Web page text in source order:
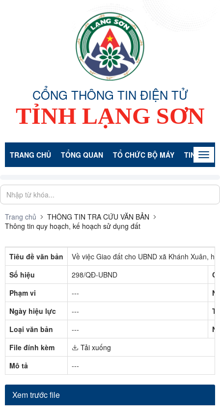
CỔNG THÔNG TIN ĐIỆN TỬ
TỈNH LẠNG SƠN
TRANG CHỦ TỔNG QUAN TỔ CHỨC BỘ MÁY TIN TỨC -
Trang chủ
THÔNG TIN TRA CỨU VĂN BẢN
Thông tin quy hoạch, kế hoạch sử dụng đất
Tiêu đề văn bản
Về việc Giao đất cho UBND xã Khánh Xuân,
Số hiệu
298/QĐ-UBND
Phạm vi
---
Ngày hiệu lực
---
Loại văn bản
---
File đính kèm
Tải xuống
Mô tả
---
Xem trước file